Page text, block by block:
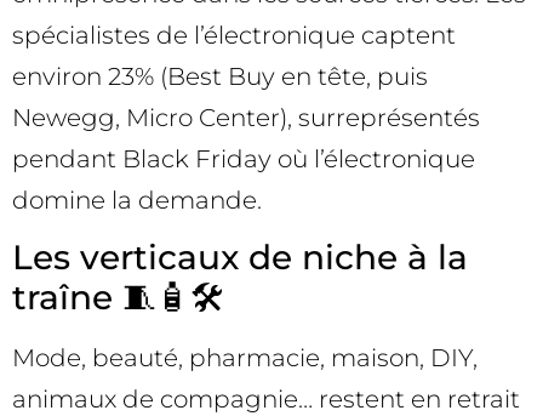
spécialistes de l’électronique captent
environ 23% (Best Buy en tête, puis
Newegg, Micro Center), surreprésentés
pendant Black Friday où l’électronique
domine la demande.
Les verticaux de niche à la
traîne 🧵🧴🛠️
Mode, beauté, pharmacie, maison, DIY,
animaux de compagnie… restent en retrait